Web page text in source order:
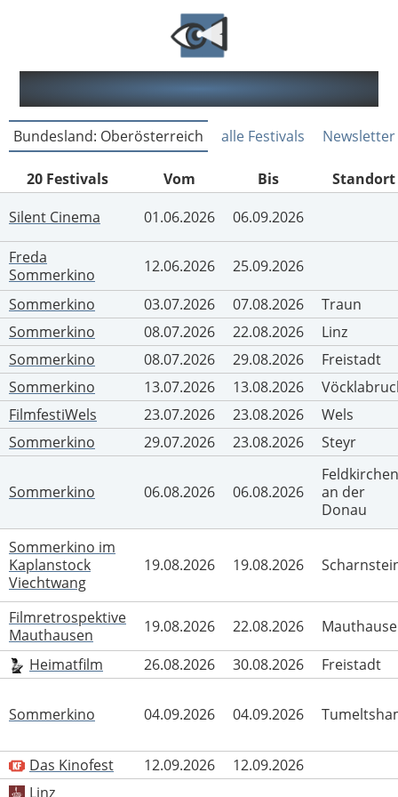
Filmfestivals in Österreich
Bundesland: Oberösterreich alle Festivals Newsletter
20 Festivals Vom Bis
Standort
Silent Cinema
01.06.2026 06.09.2026
Freda
Sommerkino
12.06.2026
25.09.2026
Sommerkino
03.07.2026 07.08.2026
Traun
Sommerkino
08.07.2026 22.08.2026
Linz
Sommerkino
08.07.2026 29.08.2026
Freistadt
Sommerkino
13.07.2026 13.08.2026
FilmfestiWels
23.07.2026 23.08.2026
Wels
Sommerkino
29.07.2026 23.08.2026 Steyr
Sommerkino 06.08.2026 06.08.2026
Feldkirchen
an der
Donau
Sommerkino im
Kaplanstock
Viechtwang
19.08.2026 19.08.2026
Filmretrospektive
Mauthausen
19.08.2026 22.08.2026
Heimatfilm
26.08.2026 30.08.2026 Freistadt
Sommerkino 04.09.2026 04.09.2026
Das Kinofest 12.09.2026
12.09.2026
Linz